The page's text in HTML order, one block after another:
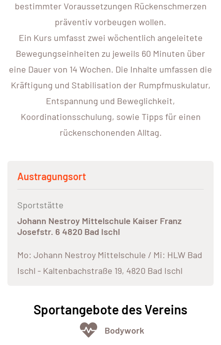
bestimmter Voraussetzungen Rückenschmerzen
präventiv vorbeugen wollen.
Ein Kurs umfasst zwei wöchentlich angeleitete
Bewegungseinheiten zu jeweils 60 Minuten über
eine Dauer von 14 Wochen. Die Inhalte umfassen die
Kräftigung und Stabilisation der Rumpfmuskulatur,
Entspannung und Beweglichkeit,
Koordinationsschulung, sowie Tipps für einen
rückenschonenden Alltag.
Austragungsort
Sportstätte
Johann Nestroy Mittelschule Kaiser Franz
Josefstr. 6 4820 Bad Ischl
Mo: Johann Nestroy Mittelschule / Mi: HLW Bad
Ischl - Kaltenbachstraße 19, 4820 Bad Ischl
Sportangebote des Vereins
Bodywork